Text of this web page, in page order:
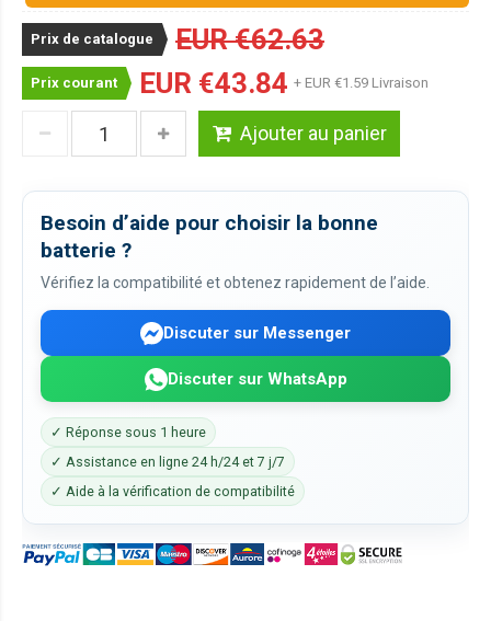
Prix de catalogue EUR €62.63
Prix courant EUR €43.84 + EUR €1.59 Livraison
Ajouter au panier
Besoin d’aide pour choisir la bonne
batterie ?
Vérifiez la compatibilité et obtenez rapidement de l’aide.
Discuter sur Messenger
Discuter sur WhatsApp
✓ Réponse sous 1 heure
✓ Assistance en ligne 24 h/24 et 7 j/7
✓ Aide à la vérification de compatibilité